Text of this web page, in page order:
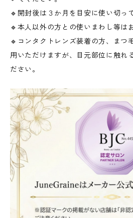
🔹開封後は３か月を目安に使い切っ
🔹本人以外の方との使いまわし等は
🔹コンタクトレンズ装着の方、まつ
用いただけますが、目元部位に触れ
ださい。